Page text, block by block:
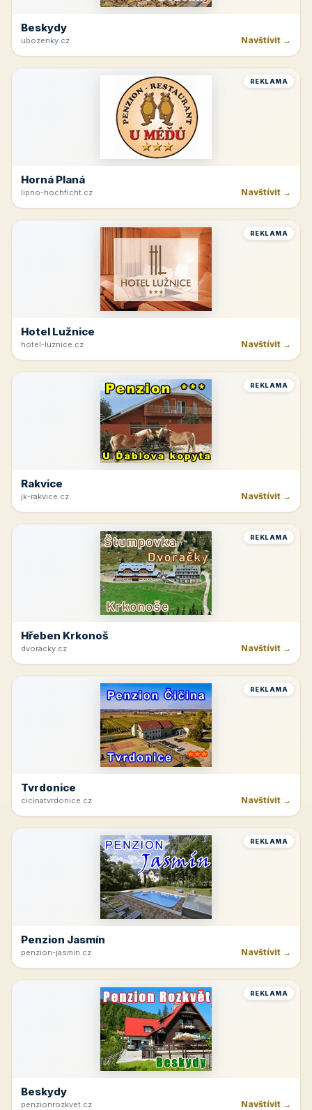
Beskydy
ubozenky.cz Navštívit →
REKLAMA
Horná Planá
lipno-hochficht.cz Navštívit →
REKLAMA
Hotel Lužnice
hotel-luznice.cz Navštívit →
REKLAMA
Rakvice
jk-rakvice.cz Navštívit →
REKLAMA
Hřeben Krkonoš
dvoracky.cz Navštívit →
REKLAMA
Tvrdonice
cicinatvrdonice.cz Navštívit →
REKLAMA
Penzion Jasmín
penzion-jasmin.cz Navštívit →
REKLAMA
Beskydy
penzionrozkvet.cz Navštívit →